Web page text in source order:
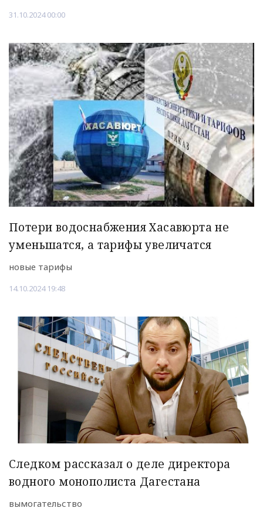
31.10.2024 00:00
Потери водоснабжения Хасавюрта не
уменьшатся, а тарифы увеличатся
новые тарифы
14.10.2024 19:48
Следком рассказал о деле директора
водного монополиста Дагестана
вымогательство